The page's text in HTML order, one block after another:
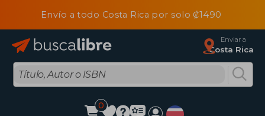
Envío a todo Costa Rica por solo ₡1490
Enviar a
Costa Rica
0